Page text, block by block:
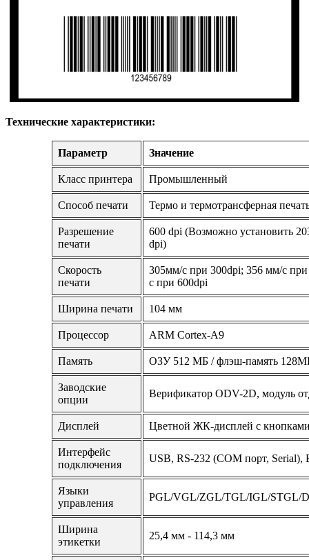
Технические характеристики:
Параметр Значение
Класс принтера Промышленный
Способ печати Термо и термотрансферная
Разрешение
печати
600 dpi (Возможно установить
dpi)
Скорость
печати
305мм/с при 300dpi; 356 мм/с
с при 600dpi
Ширина печати 104 мм
Процессор ARM Cortex-A9
Память ОЗУ 512 МБ / флэш-память
Заводские
опции
Верификатор ODV-2D, модуль
Дисплей Цветной ЖК-дисплей с
Интерфейс
подключения
USB, RS-232 (COM порт, Serial),
Языки
управления
PGL/VGL/ZGL/TGL/IGL/STGL/
Ширина
этикетки
25,4 мм - 114,3 мм